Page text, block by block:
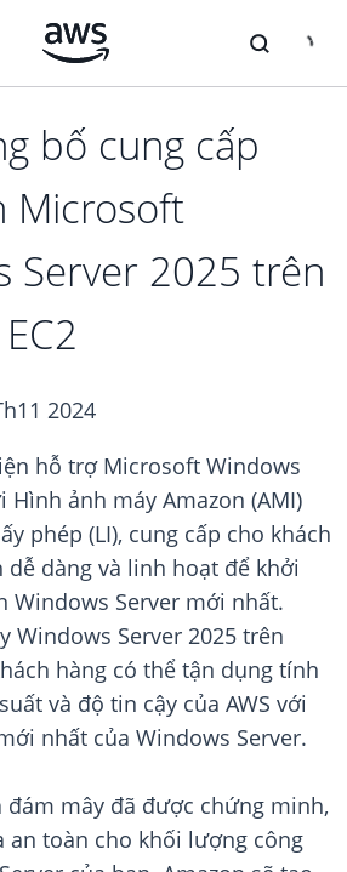
bố cung cấp
Microsoft
Server 2025 trên
2024
hỗ trợ Microsoft Windows
Hình ảnh máy Amazon (AMI)
phép (LI), cung cấp cho khách
dễ dàng và linh hoạt để khởi
Windows Server mới nhất.
Windows Server 2025 trên
hàng có thể tận dụng tính
và độ tin cậy của AWS với
nhất của Windows Server.
đám mây đã được chứng minh,
an toàn cho khối lượng công